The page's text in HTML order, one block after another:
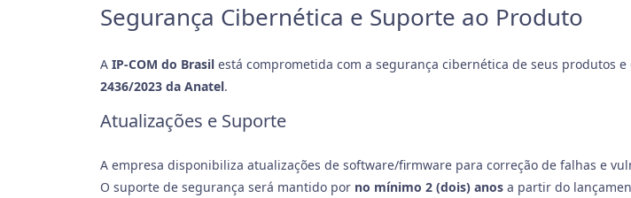
Segurança Cibernética e Suporte ao Produto
A IP-COM do Brasilestá comprometida com a segurança cibernética de seus produtos
2436/2023 da Anatel.
Atualizações e Suporte
A empresa disponibiliza atualizações de software/firmware para correção de falhas e
O suporte de segurança será mantido por no mínimo 2 (dois) anosa partir do